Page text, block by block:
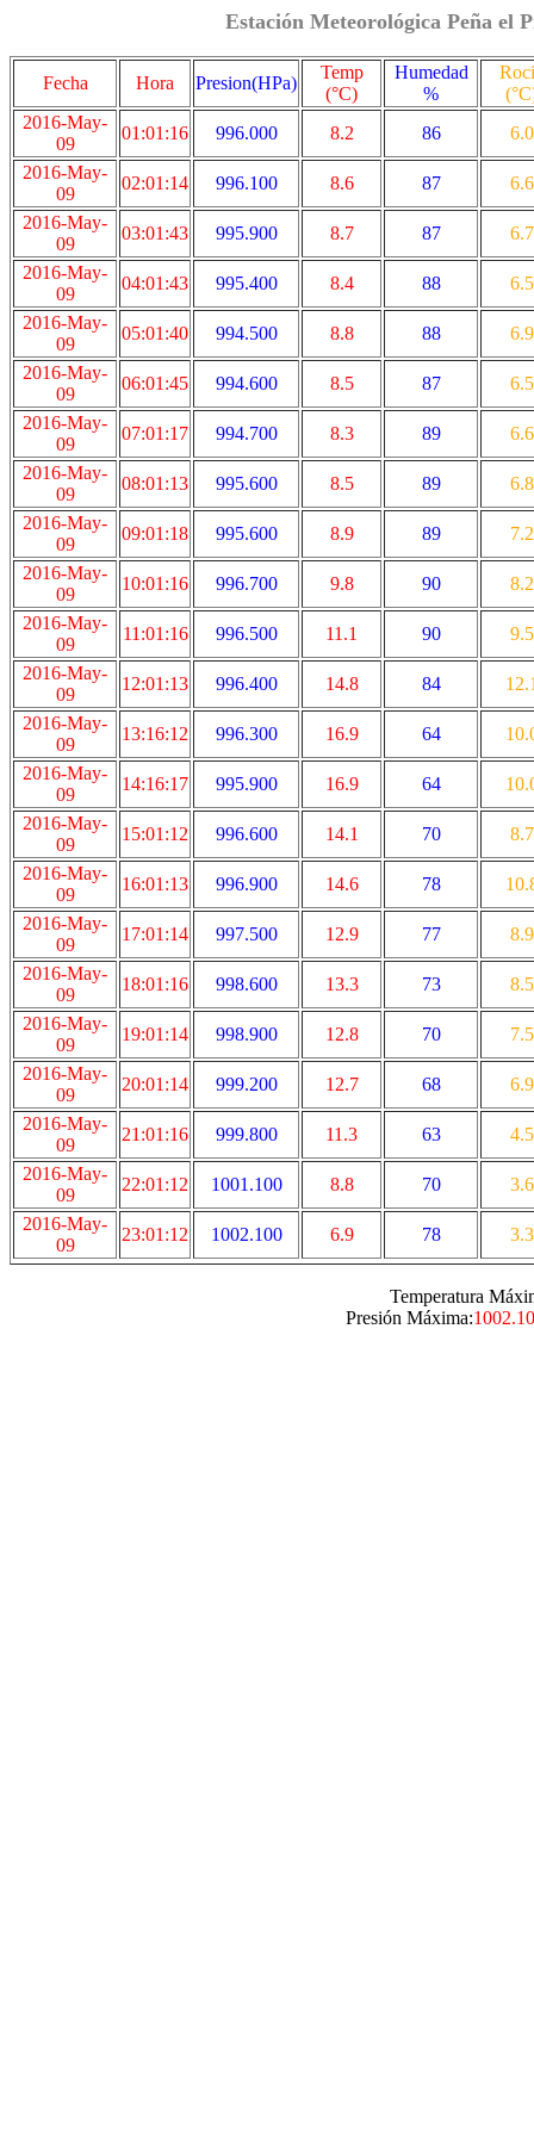
Estación Meteorológica Peña el
Fecha Hora Presion(HPa)
Temp
(°C)
Humedad
%
2016-May-
09
01:01:16 996.000 8.2 86
6.0
2016-May-
09
02:01:14 996.100 8.6 87
6.6
2016-May-
09
03:01:43 995.900 8.7 87
6.7
2016-May-
09
04:01:43 995.400 8.4 88
6.5
2016-May-
09
05:01:40 994.500 8.8 88
6.9
2016-May-
09
06:01:45 994.600 8.5 87
6.5
2016-May-
09
07:01:17 994.700 8.3 89
6.6
2016-May-
09
08:01:13 995.600 8.5 89
6.8
2016-May-
09
09:01:18 995.600 8.9 89
7.2
2016-May-
09
10:01:16 996.700 9.8 90
8.2
2016-May-
09
11:01:16 996.500 11.1 90
9.5
2016-May-
09
12:01:13 996.400 14.8 84
2016-May-
09
13:16:12 996.300 16.9 64
2016-May-
09
14:16:17 995.900 16.9 64
2016-May-
09
15:01:12 996.600 14.1 70
8.7
2016-May-
09
16:01:13 996.900 14.6 78
2016-May-
09
17:01:14 997.500 12.9 77
8.9
2016-May-
09
18:01:16 998.600 13.3 73
8.5
2016-May-
09
19:01:14 998.900 12.8 70
7.5
2016-May-
09
20:01:14 999.200 12.7 68
6.9
2016-May-
09
21:01:16 999.800 11.3 63
4.5
2016-May-
09
22:01:12 1001.100 8.8 70
3.6
2016-May-
09
23:01:12 1002.100 6.9 78 3.3
Temperatura
Presión Máxima: